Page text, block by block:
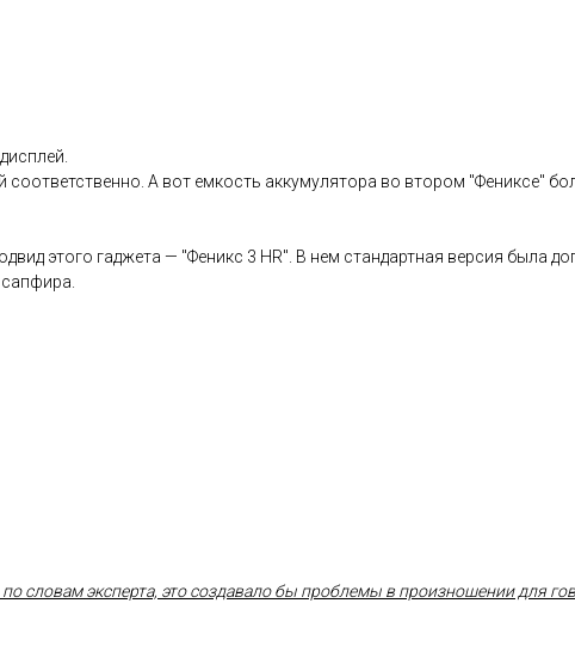
соответственно. А вот емкость аккумулятора во втором "Фениксе"
этого гаджета — "Феникс 3 HR". В нем стандартная версия была
словам эксперта, это создавало бы проблемы в произношении для